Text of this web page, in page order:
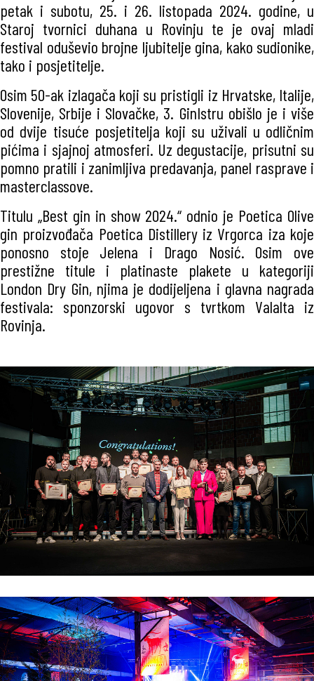
petak i subotu, 25. i 26. listopada 2024. godine, u
Staroj tvornici duhana u Rovinju te je ovaj mladi
festival oduševio brojne ljubitelje gina, kako sudionike,
tako i posjetitelje.
Osim 50-ak izlagača koji su pristigli iz Hrvatske, Italije,
Slovenije, Srbije i Slovačke, 3. GinIstru obišlo je i više
od dvije tisuće posjetitelja koji su uživali u odličnim
pićima i sjajnoj atmosferi. Uz degustacije, prisutni su
pomno pratili i zanimljiva predavanja, panel rasprave i
masterclassove.
Titulu „Best gin in show 2024.“ odnio je Poetica Olive
gin proizvođača Poetica Distillery iz Vrgorca iza koje
ponosno stoje Jelena i Drago Nosić. Osim ove
prestižne titule i platinaste plakete u kategoriji
London Dry Gin, njima je dodijeljena i glavna nagrada
festivala: sponzorski ugovor s tvrtkom Valalta iz
Rovinja.